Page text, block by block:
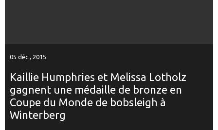
05 déc., 2015
Kaillie Humphries et Melissa Lotholz
gagnent une médaille de bronze en
Coupe du Monde de bobsleigh à
Winterberg